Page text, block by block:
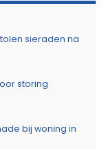
sieraden na
storing
bij woning in